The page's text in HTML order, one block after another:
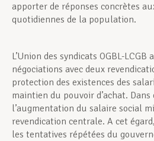
apporter de réponses concrètes
quotidiennes de la population.
L’Union des syndicats OGBL-
négociations avec deux
protection des existences des
maintien du pouvoir d’achat. Dans
l’augmentation du salaire social
revendication centrale. A cet
les tentatives répétées du